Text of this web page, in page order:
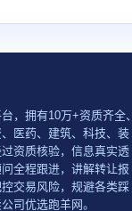
，拥有10万+资质齐全、
医药、建筑、科技、装
资质核验，信息真实透
全程跟进，讲解转让报
交易风险，规避各类踩
司优选跑羊网。